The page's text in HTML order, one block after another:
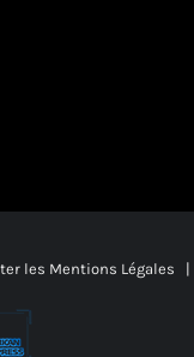
les Mentions Légales |